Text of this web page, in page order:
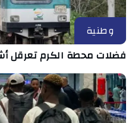
وطنية
فضلات محطة الكرم تعرقل